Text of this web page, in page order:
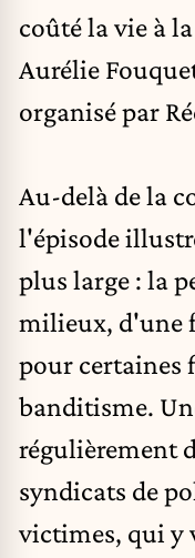
coûté la vie à
Aurélie
organisé par
Au-delà de la
l'épisode
plus large : la
milieux, d'une
pour certaines
banditisme.
régulièrement
syndicats de
victimes, qui y